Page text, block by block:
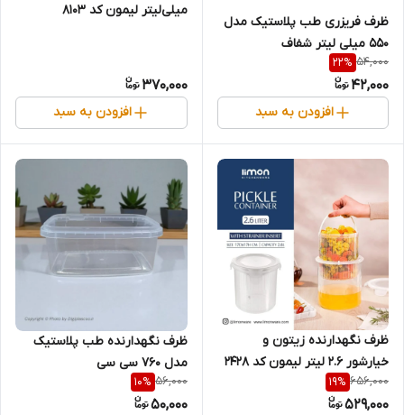
ظرف فریزری طب پلاستیک مدل
550 میلی لیتر شفاف
54,000
22%
42,000
افزودن به سبد
میلی‌لیتر لیمون کد ۸۱۰۳
370,000
افزودن به سبد
ظرف نگهدارنده زیتون و
خیارشور ۲.۶ لیتر لیمون کد ۲۴۲۸
656,000
19%
529,000
ظرف نگهدارنده طب پلاستیک
مدل 760 سی سی
56,000
10%
50,000